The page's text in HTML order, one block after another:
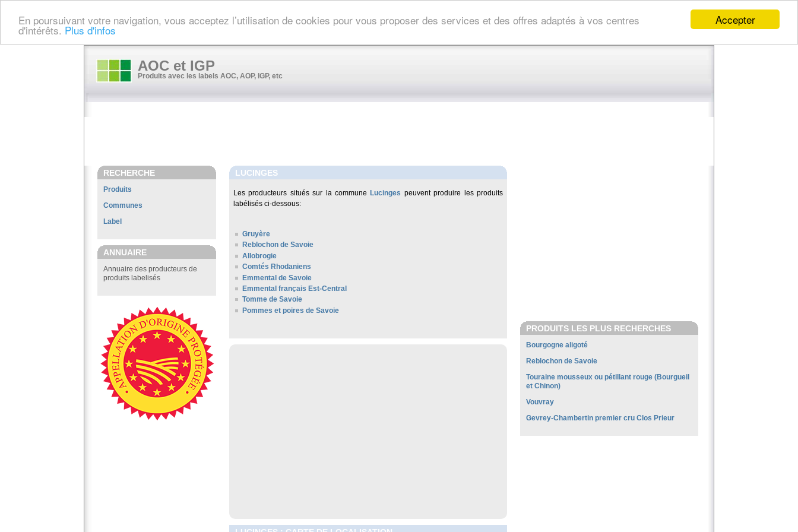
Accepter
En poursuivant votre navigation, vous acceptez l’utilisation de cookies pour vous proposer des services et des offres adaptés à vos centres
d'intérêts. Plus d'infos
AOC et IGP
Produits avec les labels AOC, AOP, IGP, etc
RECHERCHE
Produits
Communes
Label
ANNUAIRE
Annuaire des producteurs de
produits labelisés
LUCINGES
Les producteurs situés sur la commune Lucinges peuvent produire les produits
labélisés ci-dessous:
Gruyère
Reblochon de Savoie
Allobrogie
Comtés Rhodaniens
Emmental de Savoie
Emmental français Est-Central
Tomme de Savoie
Pommes et poires de Savoie
PRODUITS LES PLUS RECHERCHES
Bourgogne aligoté
Reblochon de Savoie
Touraine mousseux ou pétillant rouge (Bourgueil
et Chinon)
Vouvray
Gevrey-Chambertin premier cru Clos Prieur